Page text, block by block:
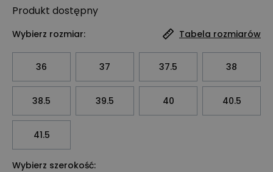
Produkt dostępny
Wybierz rozmiar: Tabela rozmiarów
36 37 37.5 38
38.5 39.5 40 40.5
41.5
Wybierz szerokość: